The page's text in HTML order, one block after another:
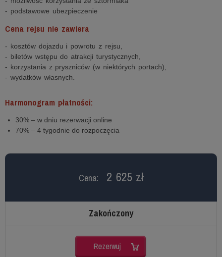
- podstawowe ubezpieczenie
Cena rejsu nie zawiera
- kosztów dojazdu i powrotu z rejsu,
- biletów wstępu do atrakcji turystycznych,
- korzystania z pryszniców (w niektórych portach),
- wydatków własnych.
Harmonogram płatności:
30% – w dniu rezerwacji online
70% – 4 tygodnie do rozpoczęcia
Cena: 2 625 zł
Zakończony
Rezerwuj